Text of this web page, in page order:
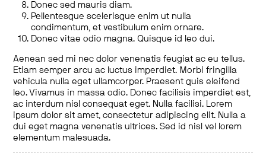
Donec sed mauris diam.
Pellentesque scelerisque enim ut nulla
condimentum, et vestibulum enim ornare.
Donec vitae odio magna. Quisque id leo dui.
Aenean sed mi nec dolor venenatis feugiat ac eu tellus.
Etiam semper arcu ac luctus imperdiet. Morbi fringilla
vehicula nulla eget ullamcorper. Praesent quis eleifend
leo. Vivamus in massa odio. Donec facilisis imperdiet est,
ac interdum nisl consequat eget. Nulla facilisi. Lorem
ipsum dolor sit amet, consectetur adipiscing elit. Nulla a
dui eget magna venenatis ultrices. Sed id nisl vel lorem
elementum malesuada.